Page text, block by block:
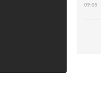
09:05